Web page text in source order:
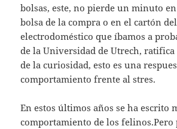
bolsas, este, no pierde un minuto
bolsa de la compra o en el cartón del
electrodoméstico que íbamos a
de la Universidad de Utrech, ratifica
de la curiosidad, esto es una
comportamiento frente al stres.
En estos últimos años se ha escrito
comportamiento de los felinos.Pero